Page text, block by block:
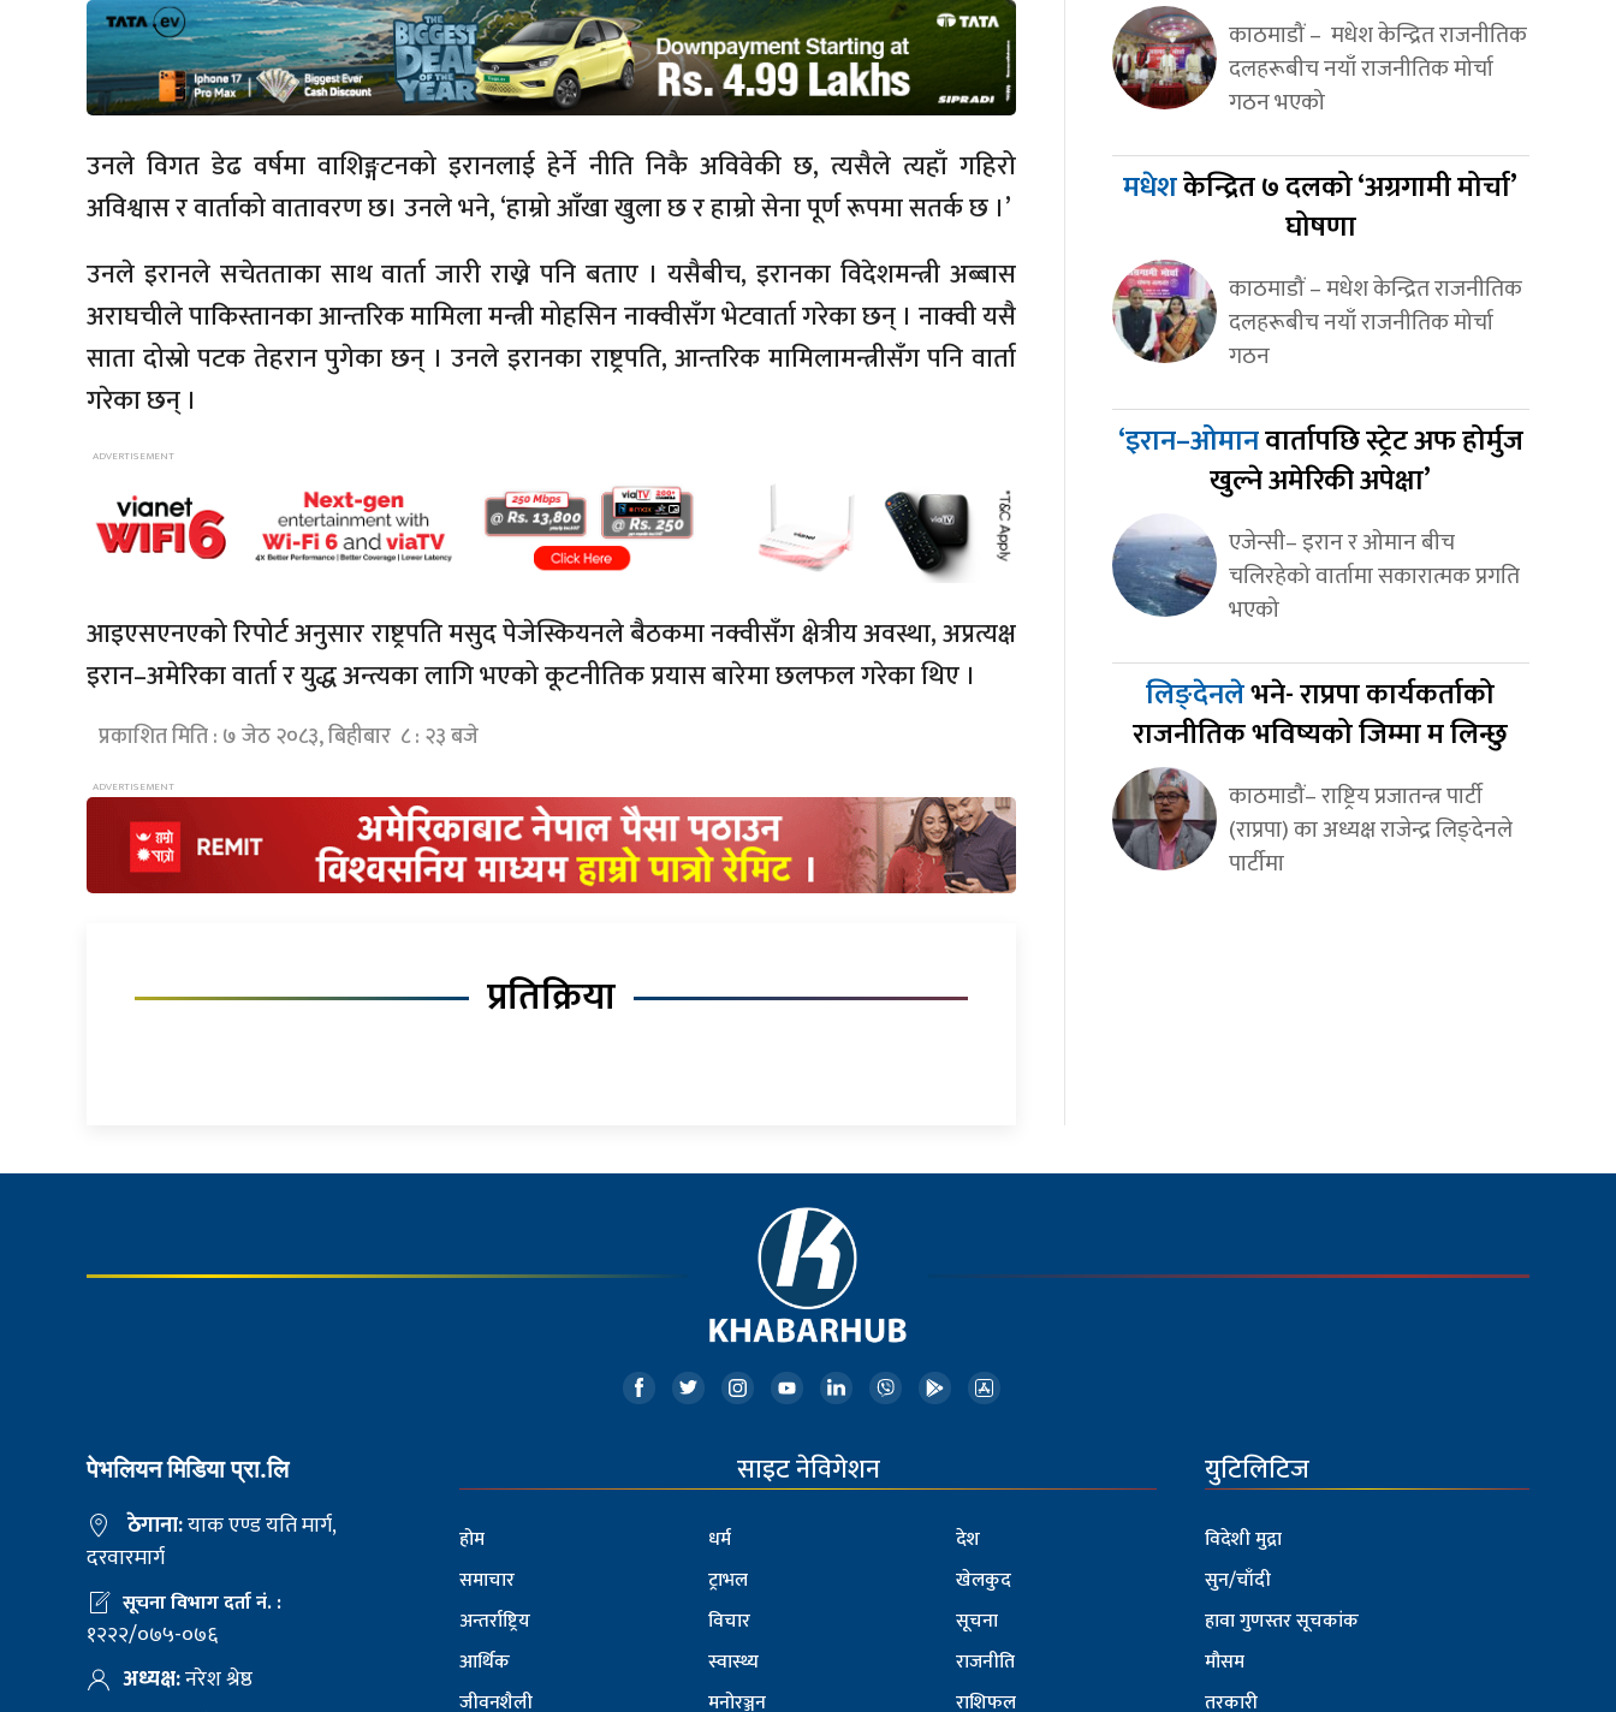
उनले विगत डेढ वर्षमा वाशिङ्गटनको इरानलाई हेर्ने नीति निकै अविवेकी छ, त्यसैले त्यहाँ गहिरो
अविश्वास र वार्ताको वातावरण छ। उनले भने, ‘हाम्रो आँखा खुला छ र हाम्रो सेना पूर्ण रूपमा सतर्क छ ।’
उनले इरानले सचेतताका साथ वार्ता जारी राख्ने पनि बताए । यसैबीच, इरानका विदेशमन्त्री अब्बास
अराघचीले पाकिस्तानका आन्तरिक मामिला मन्त्री मोहसिन नाक्वीसँग भेटवार्ता गरेका छन् । नाक्वी यसै
साता दोस्रो पटक तेहरान पुगेका छन् । उनले इरानका राष्ट्रपति, आन्तरिक मामिलामन्त्रीसँग पनि वार्ता
गरेका छन् ।
आइएसएनएको रिपोर्ट अनुसार राष्ट्रपति मसुद पेजेस्कियनले बैठकमा नक्वीसँग क्षेत्रीय अवस्था, अप्रत्यक्ष
इरान–अमेरिका वार्ता र युद्ध अन्त्यका लागि भएको कूटनीतिक प्रयास बारेमा छलफल गरेका थिए ।
प्रकाशित मिति : ७ जेठ २०८३, बिहीबार ८ : २३ बजे
प्रतिक्रिया
काठमाडौं – मधेश केन्द्रित राजनीतिक
दलहरूबीच नयाँ राजनीतिक मोर्चा
गठन भएको
मधेशकेन्द्रित ७ दलको ‘अग्रगामी मोर्चा’
घोषणा
काठमाडौं – मधेश केन्द्रित राजनीतिक
दलहरूबीच नयाँ राजनीतिक मोर्चा
गठन
‘इरान–ओमानवार्तापछि स्ट्रेट अफ होर्मुज
खुल्ने अमेरिकी अपेक्षा’
एजेन्सी– इरान र ओमान बीच
चलिरहेको वार्तामा सकारात्मक प्रगति
भएको
लिङ्देनलेभने- राप्रपा कार्यकर्ताको
राजनीतिक भविष्यको जिम्मा म लिन्छु
काठमाडौं– राष्ट्रिय प्रजातन्त्र पार्टी
(राप्रपा) का अध्यक्ष राजेन्द्र लिङ्देनले
पार्टीमा
पेभलियन मिडिया प्रा.लि
ठेगाना:याक एण्ड यति मार्ग,
दरवारमार्ग
सूचना विभाग दर्ता नं. :
१२२२/०७५-०७६
अध्यक्ष:नरेश श्रेष्ठ
साइट नेविगेशन
होम
समाचार
अन्तर्राष्ट्रिय
आर्थिक
जीवनशैली
धर्म
ट्राभल
विचार
स्वास्थ्य
मनोरञ्जन
देश
खेलकुद
सूचना
राजनीति
राशिफल
युटिलिटिज
विदेशी मुद्रा
सुन/चाँदी
हावा गुणस्तर सूचकांक
मौसम
तरकारी